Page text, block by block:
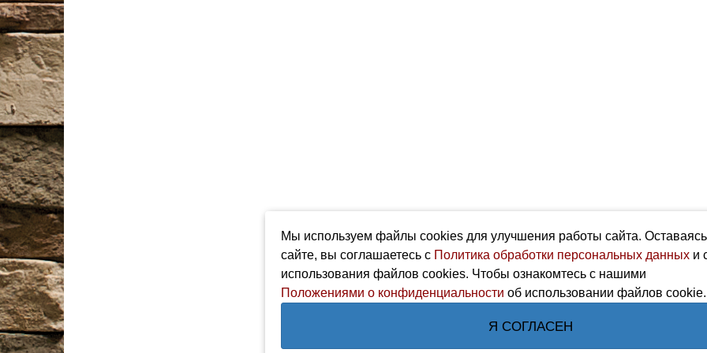
Мы используем файлы cookies для улучшения работы сайта.
сайте, вы соглашаетесь с Политика обработки персональных данных и
использования файлов cookies. Чтобы ознакомтесь с нашими
Положениями о конфиденциальности об использовании файлов cookie.
Я СОГЛАСЕН